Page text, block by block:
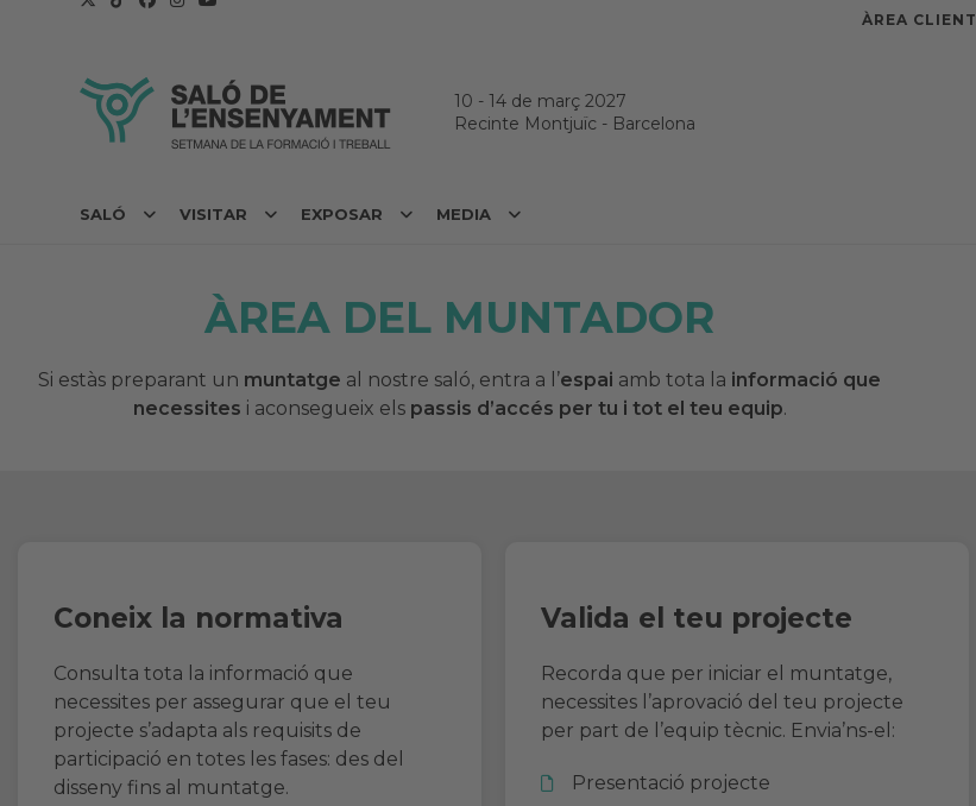
ÀREA CLIENT
10 - 14 de març 2027
Recinte Montjuïc- Barcelona
SALÓ VISITAR EXPOSAR MEDIA
ÀREA DEL MUNTADOR
Si estàs preparant un muntatge al nostre saló, entra a l’espai amb tota la informació que
necessites i aconsegueix els passis d’accés per tu i tot el teu equip.
Coneix la normativa
Consulta tota la informació que
necessites per assegurar que el teu
projecte s’adapta als requisits de
participació en totes les fases: des del
disseny fins al muntatge.
Valida el teu projecte
Recorda que per iniciar el muntatge,
necessites l’aprovació del teu projecte
per part de l’equip tècnic. Envia’ns-el:
Presentació projecte